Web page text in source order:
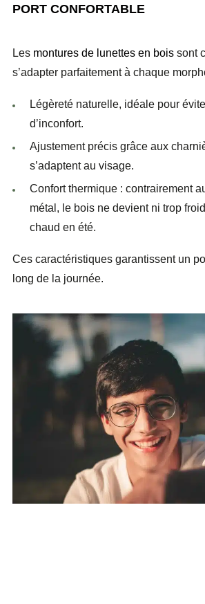
PORT CONFORTABLE
Les montures de lunettes en bois sont
s’adapter parfaitement à chaque
Légèreté naturelle, idéale pour
d’inconfort.
Ajustement précis grâce aux
s’adaptent au visage.
Confort thermique : contrairement
métal, le bois ne devient ni trop
chaud en été.
Ces caractéristiques garantissent un
long de la journée.